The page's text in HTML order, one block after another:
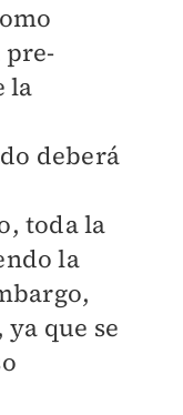
pre-
la
deberá
toda la
la
que se